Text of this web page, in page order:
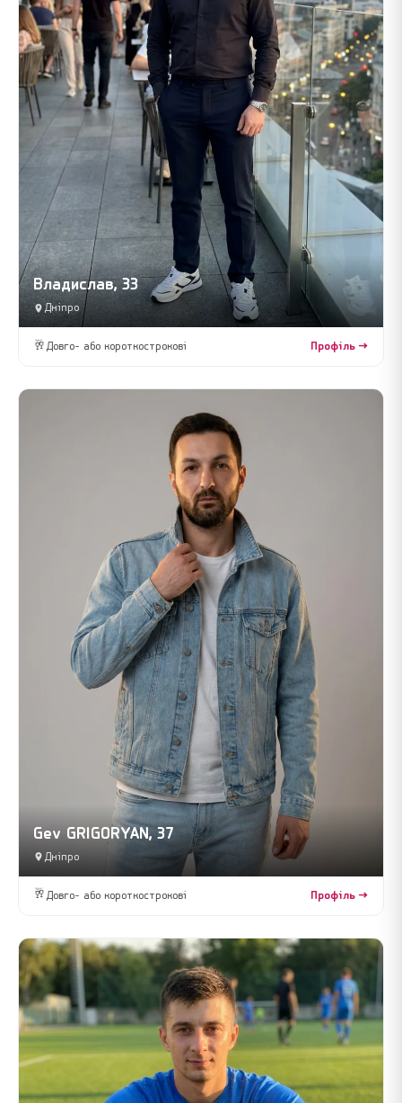
Владислав, 33
Дніпро
🥂 Довго- або короткострокові Профіль →
Gev GRIGORYAN, 37
Дніпро
🥂 Довго- або короткострокові Профіль →